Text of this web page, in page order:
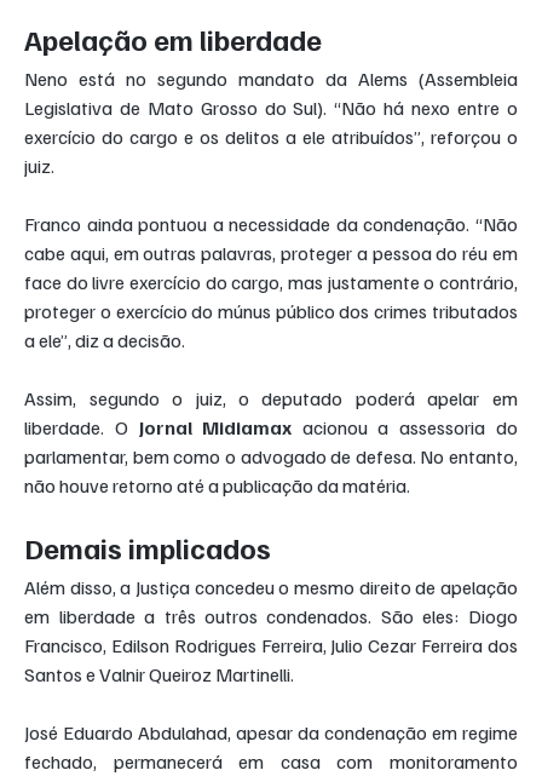
Apelação em liberdade
Neno está no segundo mandato da Alems (Assembleia
Legislativa de Mato Grosso do Sul). “Não há nexo entre o
exercício do cargo e os delitos a ele atribuídos”, reforçou o
juiz.
Franco ainda pontuou a necessidade da condenação. “Não
cabe aqui, em outras palavras, proteger a pessoa do réu em
face do livre exercício do cargo, mas justamente o contrário,
proteger o exercício do múnus público dos crimes tributados
a ele”, diz a decisão.
Assim, segundo o juiz, o deputado poderá apelar em
liberdade. O Jornal Midiamax acionou a assessoria do
parlamentar, bem como o advogado de defesa. No entanto,
não houve retorno até a publicação da matéria.
Demais implicados
Além disso, a Justiça concedeu o mesmo direito de apelação
em liberdade a três outros condenados. São eles: Diogo
Francisco, Edilson Rodrigues Ferreira, Julio Cezar Ferreira dos
Santos e Valnir Queiroz Martinelli.
José Eduardo Abdulahad, apesar da condenação em regime
fechado, permanecerá em casa com monitoramento